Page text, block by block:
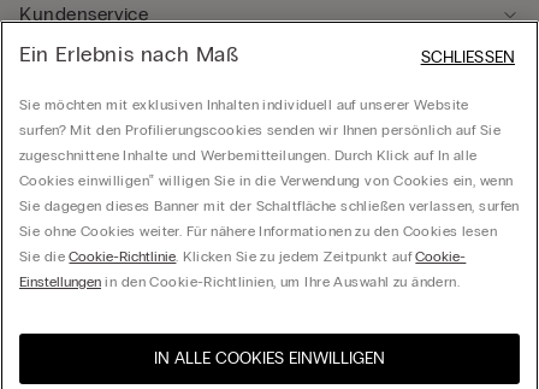
Wählen Sie die Größe
Kundenservice
Unternehmen
Calzedonia Österreich GmbH - Handelskai 92/Rivergate 2, OG 5, Top BG, 1200 Wien -
United States
Ein Erlebnis nach Maß
Sie möchten mit exklusiven Inhalten individuell auf unserer Website
surfen? Mit den Profilierungscookies senden wir Ihnen persönlich auf Sie
zugeschnittene Inhalte und Werbemitteilungen. Durch Klick auf In alle
Cookies einwilligen‟ willigen Sie in die Verwendung von Cookies ein, wenn
Sie dagegen dieses Banner mit der Schaltfläche schließen verlassen, surfen
Sie ohne Cookies weiter. Für nähere Informationen zu den Cookies lesen
Sie dieCookie-Richtlinie. Klicken Sie zu jedem Zeitpunkt aufCookie-
Einstellungen in den Cookie-Richtlinien, um Ihre Auswahl zu ändern.
IN ALLE COOKIES EINWILLIGEN
SCHLIESSEN